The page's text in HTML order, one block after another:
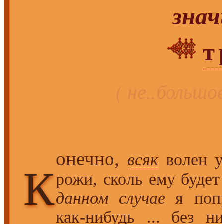
Конечно, всякволен
рожи, сколь ему
данном случае я
как-нибудь ... без